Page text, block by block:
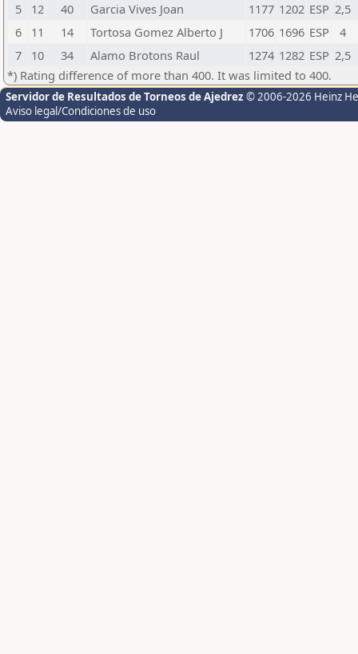
5
12 40 Garcia Vives Joan 1177 1202 ESP 2,5
6
11 14 Tortosa Gomez Alberto J 1706 1696 ESP
4
7
10 34 Alamo Brotons Raul 1274 1282 ESP 2,5
*) Rating difference of more than 400. It was limited to 400.
Servidor de Resultados de Torneos de Ajedrez © 2006-2026 Heinz
Aviso legal/Condiciones de uso